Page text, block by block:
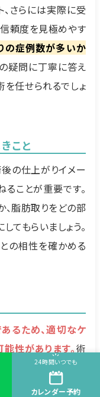
24時間いつでも
カレンダー予約
さらには実際に受
頼度を見極めやす
の症例数が多いか
疑問に丁寧に答え
を任せられるでしょ
こと
の仕上がりイメー
ことが重要です。
脂肪取りをどの部
てもらいましょう。
の相性を確かめる
るため、適切なケ
性があります。術
い運動や刺激を控
をしっかり守りま